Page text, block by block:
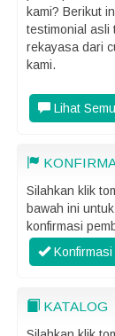
kami? Berikut
testimonial asli
rekayasa dari
kami.
Lihat
Silahkan klik
bawah ini
konfirmasi
Konfirmasi
KATALOG